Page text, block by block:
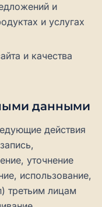
и
и услугах
и качества
данными
действия
уточнение
использование,
третьим лицам